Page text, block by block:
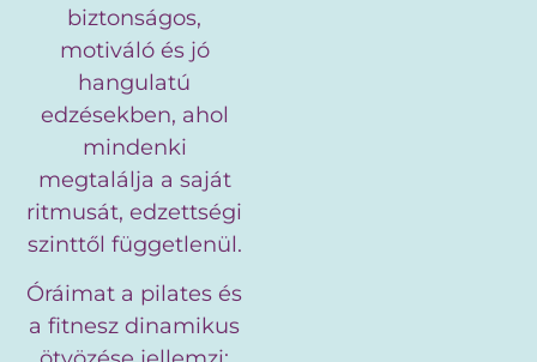
biztonságos,
motiváló és jó
hangulatú
edzésekben, ahol
mindenki
megtalálja a saját
ritmusát, edzettségi
szinttől függetlenül.
Óráimat a pilates és
a fitnesz dinamikus